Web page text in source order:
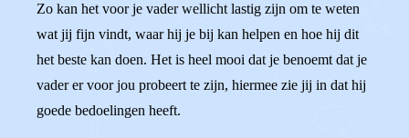
Zo kan het voor je vader wellicht lastig zijn om te weten
wat jij fijn vindt, waar hij je bij kan helpen en hoe hij dit
het beste kan doen. Het is heel mooi dat je benoemt dat je
vader er voor jou probeert te zijn, hiermee zie jij in dat hij
goede bedoelingen heeft.